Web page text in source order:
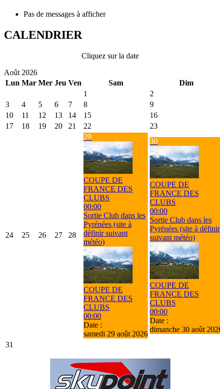
Pas de messages à afficher
CALENDRIER
Cliquez sur la date
Août 2026
Lun Mar Mer Jeu Ven Sam
Dim
1
2
3
4 5 6 7 8
9
10
11 12 13 14 15
16
17
18 19 20 21 22 23
24 25 26 27 28
29
COUPE DE
FRANCE DES
CLUBS
00:00
Sortie Club dans les
Pyrénées (site à
définir suivant
météo)
COUPE DE
FRANCE DES
CLUBS
00:00
Date :
samedi 29 août 2026
30
COUPE DE
FRANCE DES
CLUBS
00:00
Sortie Club dans les
Pyrénées (site à définir
suivant météo)
COUPE DE
FRANCE DES
CLUBS
00:00
Date :
dimanche 30 août
31